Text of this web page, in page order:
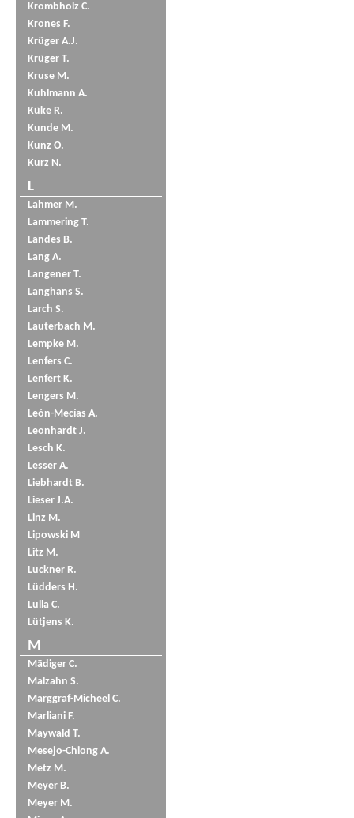
Krombholz C.
Krones F.
Krüger A.J.
Krüger T.
Kruse M.
Kuhlmann A.
Küke R.
Kunde M.
Kunz O.
Kurz N.
L
Lahmer M.
Lammering T.
Landes B.
Lang A.
Langener T.
Langhans S.
Larch S.
Lauterbach M.
Lempke M.
Lenfers C.
Lenfert K.
Lengers M.
León-Mecías A.
Leonhardt J.
Lesch K.
Lesser A.
Liebhardt B.
Lieser J.A.
Linz M.
Lipowski M
Litz M.
Luckner R.
Lüdders H.
Lulla C.
Lütjens K.
M
Mädiger C.
Malzahn S.
Marggraf-Micheel C.
Marliani F.
Maywald T.
Mesejo-Chiong A.
Metz M.
Meyer B.
Meyer M.